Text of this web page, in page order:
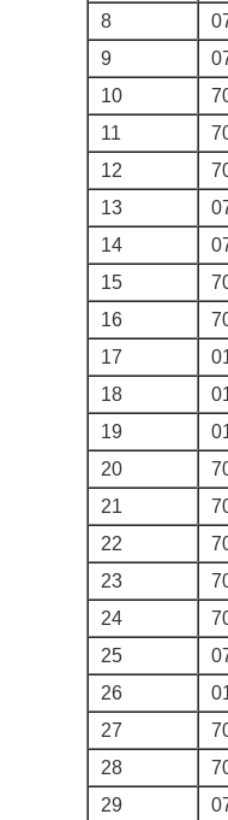
8
9
10
11
12
13
14
15
16
17
18
19
20
21
22
23
24
25
26
27
28
29